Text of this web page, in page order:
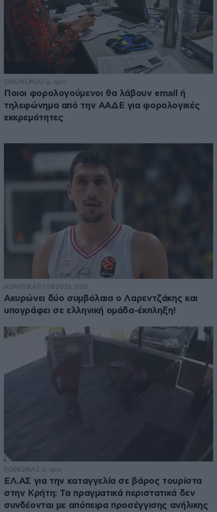
ΟΙΚΟΝΟΜΙΑ1 ω. πριν
Ποιοι φορολογούμενοι θα λάβουν email ή
τηλεφώνημα από την ΑΑΔΕ για φορολογικές
εκκρεμότητες
ΑΘΛΗΤΙΚΑ07·08·2026 21:30
Ακυρώνει δύο συμβόλαια ο Λαρεντζάκης και
υπογράφει σε ελληνική ομάδα-έκπληξη!
ΚΟΙΝΩΝΙΑ2 ω. πριν
ΕΛ.ΑΣ για την καταγγελία σε βάρος τουρίστα
στην Κρήτη: Τα πραγματικά περιστατικά δεν
συνδέονται με απόπειρα προσέγγισης ανήλικης